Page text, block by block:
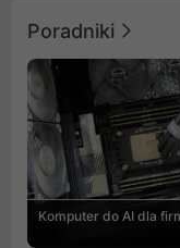
Poradniki
Komputer do AI dla